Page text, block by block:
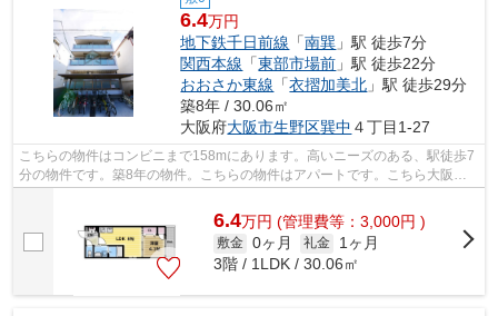
6.4万円
地下鉄千日前線 「南巽 」駅 徒歩7分
関西本線 「東部市場前 」駅 徒歩22分
おおさか東線 「衣摺加美北 」駅 徒歩29分
築8年 / 30.06㎡
大阪府大阪市生野区巽中 ４丁目1-27
こちらの物件はコンビニまで158mにあります。高いニーズのある、駅徒歩7
分の物件です。築8年の物件。こちらの物件はアパートです。こちら大阪市
6.4万円 (管理費等：3,000円 )
敷金 0ヶ月 礼金
1ヶ月
3階 / 1LDK / 30.06㎡